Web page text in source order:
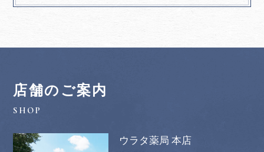
店舗のご案内
ウラタ薬局 本店